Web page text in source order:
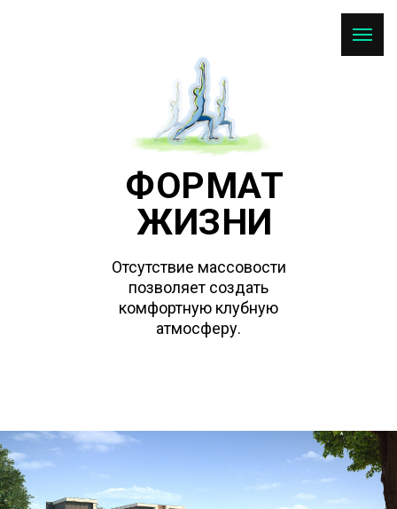
Отсутствие массовости
позволяет создать
комфортную клубную
атмосферу.
ФОРМАТ
ЖИЗНИ